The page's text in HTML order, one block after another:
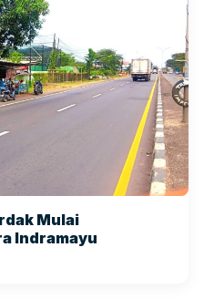
Mulai
Indramayu